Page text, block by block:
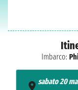
Imbarco:
sabato 20